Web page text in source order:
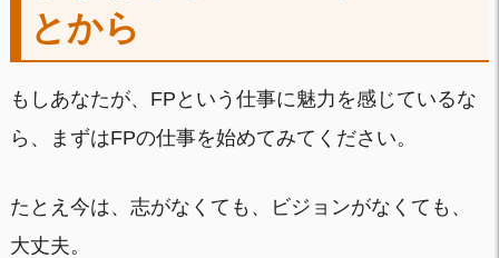
とから
もしあなたが、FPという仕事に魅力を感じているな
ら、まずはFPの仕事を始めてみてください。
たとえ今は、志がなくても、ビジョンがなくても、
大丈夫。